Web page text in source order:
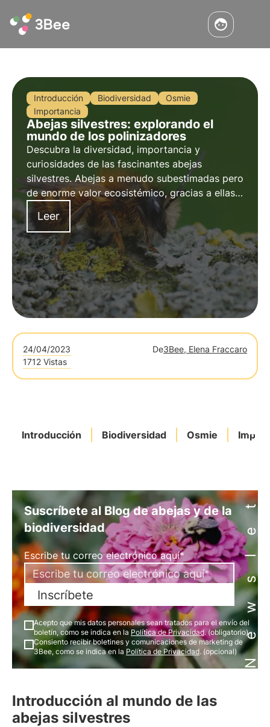
Introducción Biodiversidad
Osmie
Importancia
Abejas silvestres: explorando el
mundo de los polinizadores
Descubra la diversidad, importancia y
curiosidades de las fascinantes abejas
silvestres. Abejas a menudo subestimadas pero
de enorme valor ecosistémico, gracias a ellas
se poliniza de forma natural el 80% de los
cultivos.
Leer
24/04/2023 De3Bee, Elena Fraccaro
1712 Vistas
Introducción Biodiversidad Osmie Newsletter
Suscríbete al Blog de abejas y de la
biodiversidad
Escribe tu correo electrónico aquí*
Inscríbete
Acepto que mis datos personales sean tratados para el envío del
boletín, como se indica en la Política de Privacidad. (obligatorio)
Consiento recibir boletines y comunicaciones de marketing de
3Bee, como se indica en la Política de Privacidad. (opcional)
Introducción al mundo de las
abejas silvestres